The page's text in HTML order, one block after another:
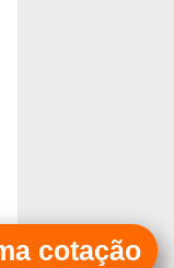
cotação